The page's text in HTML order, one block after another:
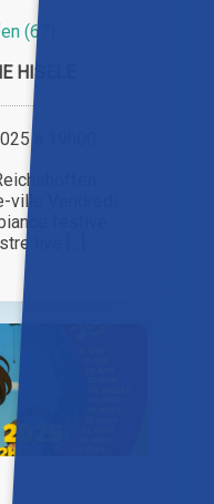
(67)
HISELE
à 19h00
ville Vendredi
festive
live [...]